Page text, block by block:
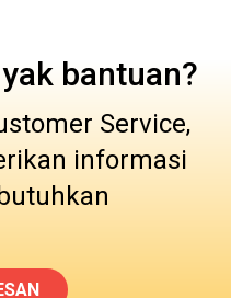
bantuan?
Service,
informasi